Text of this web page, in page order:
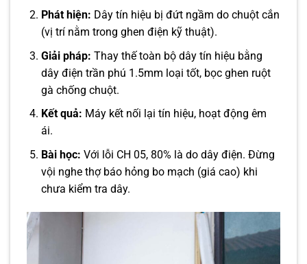
Phát hiện: Dây tín hiệu bị đứt ngầm do chuột cắn
(vị trí nằm trong ghen điện kỹ thuật).
Giải pháp: Thay thế toàn bộ dây tín hiệu bằng
dây điện trần phú 1.5mm loại tốt, bọc ghen ruột
gà chống chuột.
Kết quả: Máy kết nối lại tín hiệu, hoạt động êm
ái.
Bài học: Với lỗi CH 05, 80% là do dây điện. Đừng
vội nghe thợ báo hỏng bo mạch (giá cao) khi
chưa kiểm tra dây.